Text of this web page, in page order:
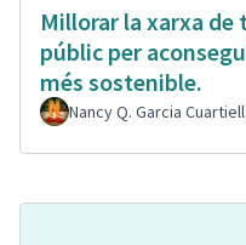
Millorar la xarxa
públic per
més sostenible.
Nancy Q. Garcia